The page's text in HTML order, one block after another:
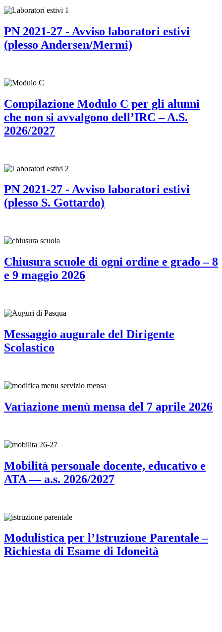
PN 2021-27 - Avviso laboratori estivi
(plesso Andersen/Mermi)
Compilazione Modulo C per gli alunni
che non si avvalgono dell’IRC – A.S.
2026/2027
PN 2021-27 - Avviso laboratori estivi
(plesso S. Gottardo)
Chiusura scuole di ogni ordine e grado – 8
e 9 maggio 2026
Messaggio augurale del Dirigente
Scolastico
Variazione menù mensa del 7 aprile 2026
Mobilità personale docente, educativo e
ATA — a.s. 2026/2027
Modulistica per l’Istruzione Parentale –
Richiesta di Esame di Idoneità